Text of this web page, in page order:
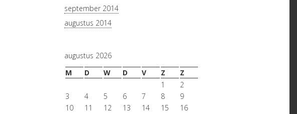
september 2014
augustus 2014
augustus 2026
M
D W D V Z
Z
1
2
3
4 5 6 7 8
9
10
11 12 13 14 15
16